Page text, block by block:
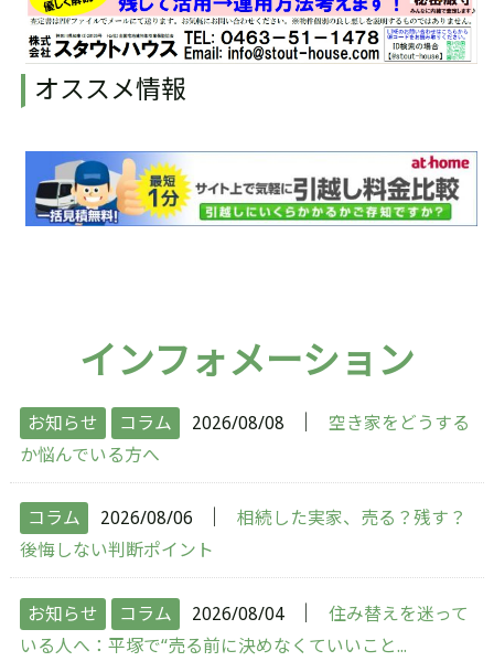
オススメ情報
インフォメーション
お知らせ コラム 2026/08/08
空き家をどうする
か悩んでいる方へ
コラム 2026/08/06
相続した実家、売る？残す？
後悔しない判断ポイント
お知らせ コラム 2026/08/04
住み替えを迷って
いる人へ：平塚で“売る前に決めなくていいこと...